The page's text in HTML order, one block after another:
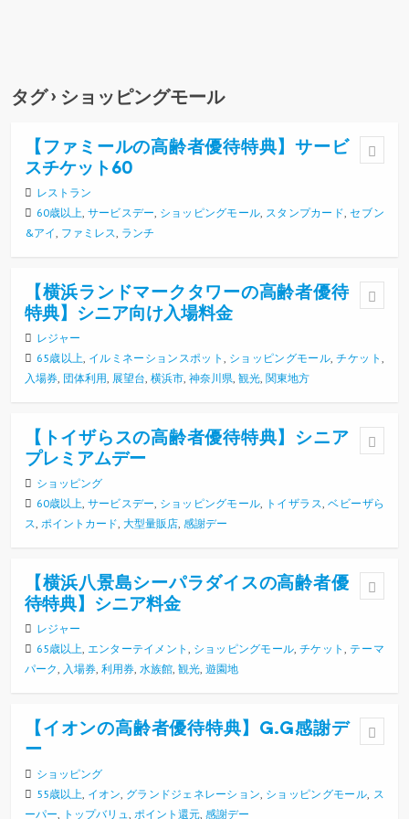
タグ › ショッピングモール
【ファミールの高齢者優待特典】サービ
スチケット60
レストラン
60歳以上, サービスデー, ショッピングモール, スタンプカード, セブン
&アイ, ファミレス, ランチ
【横浜ランドマークタワーの高齢者優待
特典】シニア向け入場料金
レジャー
65歳以上, イルミネーションスポット , ショッピングモール, チケット ,
入場券, 団体利用, 展望台, 横浜市, 神奈川県, 観光, 関東地方
【トイザらスの高齢者優待特典】シニア
プレミアムデー
ショッピング
60歳以上, サービスデー, ショッピングモール, トイザラス, ベビーザら
ス, ポイントカード, 大型量販店, 感謝デー
【横浜八景島シーパラダイスの高齢者優
待特典】シニア料金
レジャー
65歳以上, エンターテイメント , ショッピングモール, チケット , テーマ
パーク, 入場券, 利用券, 水族館, 観光, 遊園地
【イオンの高齢者優待特典】G.G感謝デ
ー
ショッピング
55歳以上, イオン, グランドジェネレーション, ショッピングモール, ス
ーパー, トップバリュ, ポイント還元, 感謝デー